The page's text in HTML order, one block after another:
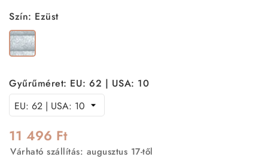
Szín: Ezüst
Ezüst
Gyűrűméret: EU: 62 | USA: 10
11 496 Ft
Várható szállítás: augusztus 17-től